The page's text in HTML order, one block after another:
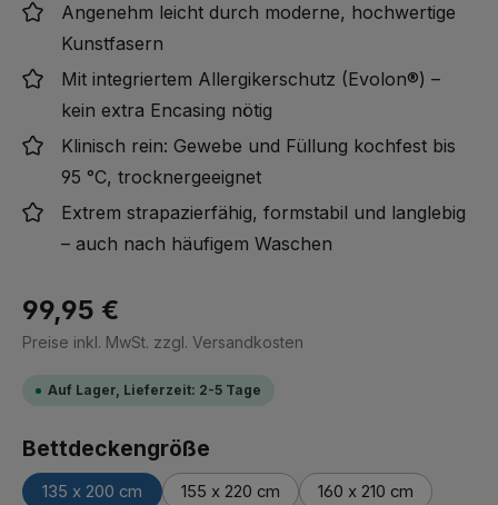
Angenehm leicht durch moderne, hochwertige
Kunstfasern
Mit integriertem Allergikerschutz (Evolon®) –
kein extra Encasing nötig
Klinisch rein: Gewebe und Füllung kochfest bis
95 °C, trocknergeeignet
Extrem strapazierfähig, formstabil und langlebig
– auch nach häufigem Waschen
Regulärer Preis:
99,95 €
Preise inkl. MwSt. zzgl. Versandkosten
Auf Lager, Lieferzeit: 2-5 Tage
Bettdeckengröße
135 x 200 cm 155 x 220 cm
160 x 210 cm